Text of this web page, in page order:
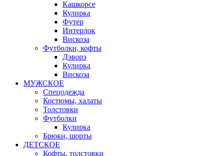
Кашкорсе
Кулирка
Футер
Интерлок
Вискоза
Футболки, кофты
Дэворэ
Кулирка
Вискоза
МУЖСКОЕ
Спецодежда
Костюмы, халаты
Толстовки
Футболки
Кулирка
Брюки, шорты
ДЕТСКОЕ
Кофты, толстовки